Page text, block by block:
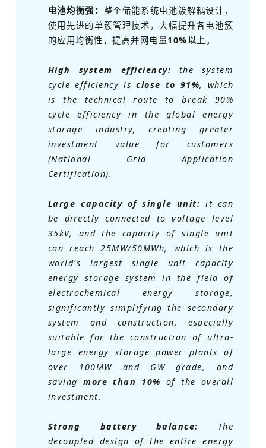
电池均衡强： 整个储能系统电池簇解耦设计，
使用先进的单簇管理技术，大幅提升各电池簇
的应用均衡性，提高并网电量10%以上。
High system efficiency: the system
cycle efficiency isclose to 91%, which
is the technical route to break 90%
cycle efficiency in the global energy
storage industry, creating greater
investment value for customers
(National Grid Application
Certification).
Large capacity of single unit: it can
be directly connected to voltage level
35kV, and the capacity of single unit
can reach 25MW/50MWh, which is the
world's largest single unit capacity
energy storage system in the field of
electrochemical energy storage,
significantly simplifying the secondary
system and construction, especially
suitable for the construction of ultra-
large energy storage power plants of
over 100MW and GW grade, and
saving more than 10% of the overall
investment.
Strong battery balance: The
decoupled design of the entire energy